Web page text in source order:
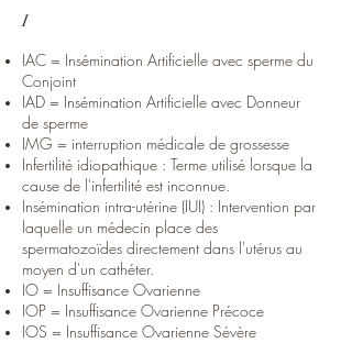
I
IAC = Insémination Artificielle avec sperme du
Conjoint
IAD = Insémination Artificielle avec Donneur
de sperme
IMG = interruption médicale de grossesse
Infertilité idiopathique : Terme utilisé lorsque la
cause de l'infertilité est inconnue.
Insémination intra-utérine (IUI) : Intervention par
laquelle un médecin place des
spermatozoïdes directement dans l'utérus au
moyen d'un cathéter.
IO = Insuffisance Ovarienne
IOP = Insuffisance Ovarienne Précoce
IOS = Insuffisance Ovarienne Sévère